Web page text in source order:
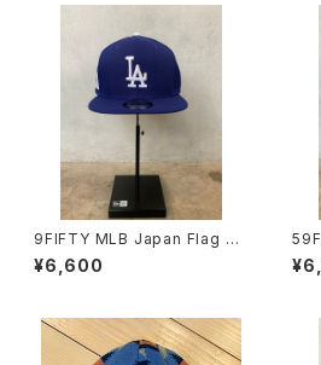
9FIFTY MLB Japan Flag ロ
サンゼルス・ドジャース ダーク
ロイヤル
¥6,600
ド